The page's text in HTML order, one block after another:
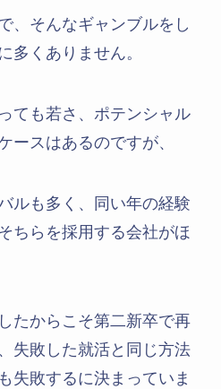
、そんなギャンブルをし
多くありません。
ても若さ、ポテンシャル
ースはあるのですが、
ルも多く、同い年の経験
ちらを採用する会社がほ
たからこそ第二新卒で再
失敗した就活と同じ方法
失敗するに決まっていま